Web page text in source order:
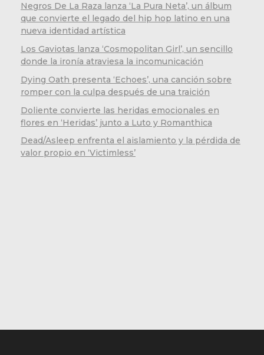
Negros De La Raza lanza ‘La Pura Neta’, un álbum
que convierte el legado del hip hop latino en una
nueva identidad artística
Los Gaviotas lanza ‘Cosmopolitan Girl’, un sencillo
donde la ironía atraviesa la incomunicación
Dying Oath presenta ‘Echoes’, una canción sobre
romper con la culpa después de una traición
Doliente convierte las heridas emocionales en
flores en ‘Heridas’ junto a Luto y Romanthica
Dead/Asleep enfrenta el aislamiento y la pérdida de
valor propio en ‘Victimless’